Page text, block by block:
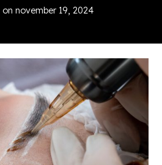
on november 19, 2024